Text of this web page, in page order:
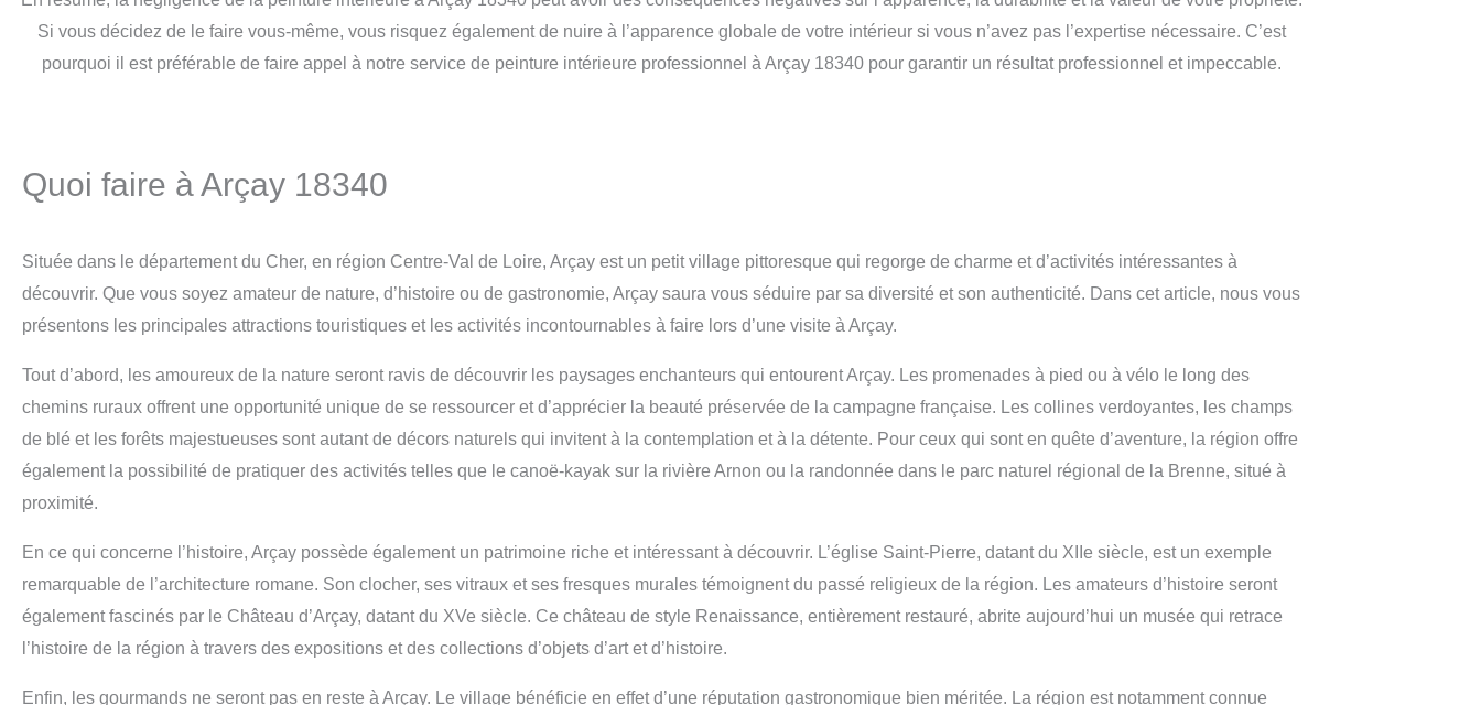
Si vous décidez de le faire vous-même, vous risquez également de nuire à l’apparence globale de votre intérieur si vous n’avez pas l’expertise nécessaire. C’est
pourquoi il est préférable de faire appel à notre service de peinture intérieure professionnel à Arçay 18340 pour garantir un résultat professionnel et impeccable.
Quoi faire à Arçay 18340
Située dans le département du Cher, en région Centre-Val de Loire, Arçay est un petit village pittoresque qui regorge de charme et d’activités intéressantes à
découvrir. Que vous soyez amateur de nature, d’histoire ou de gastronomie, Arçay saura vous séduire par sa diversité et son authenticité. Dans cet article, nous vous
présentons les principales attractions touristiques et les activités incontournables à faire lors d’une visite à Arçay.
Tout d’abord, les amoureux de la nature seront ravis de découvrir les paysages enchanteurs qui entourent Arçay. Les promenades à pied ou à vélo le long des
chemins ruraux offrent une opportunité unique de se ressourcer et d’apprécier la beauté préservée de la campagne française. Les collines verdoyantes, les champs
de blé et les forêts majestueuses sont autant de décors naturels qui invitent à la contemplation et à la détente. Pour ceux qui sont en quête d’aventure, la région offre
également la possibilité de pratiquer des activités telles que le canoë-kayak sur la rivière Arnon ou la randonnée dans le parc naturel régional de la Brenne, situé à
proximité.
En ce qui concerne l’histoire, Arçay possède également un patrimoine riche et intéressant à découvrir. L’église Saint-Pierre, datant du XIIe siècle, est un exemple
remarquable de l’architecture romane. Son clocher, ses vitraux et ses fresques murales témoignent du passé religieux de la région. Les amateurs d’histoire seront
également fascinés par le Château d’Arçay, datant du XVe siècle. Ce château de style Renaissance, entièrement restauré, abrite aujourd’hui un musée qui retrace
l’histoire de la région à travers des expositions et des collections d’objets d’art et d’histoire.
Enfin, les gourmands ne seront pas en reste à Arçay. Le village bénéficie en effet d’une réputation gastronomique bien méritée. La région est notamment connue